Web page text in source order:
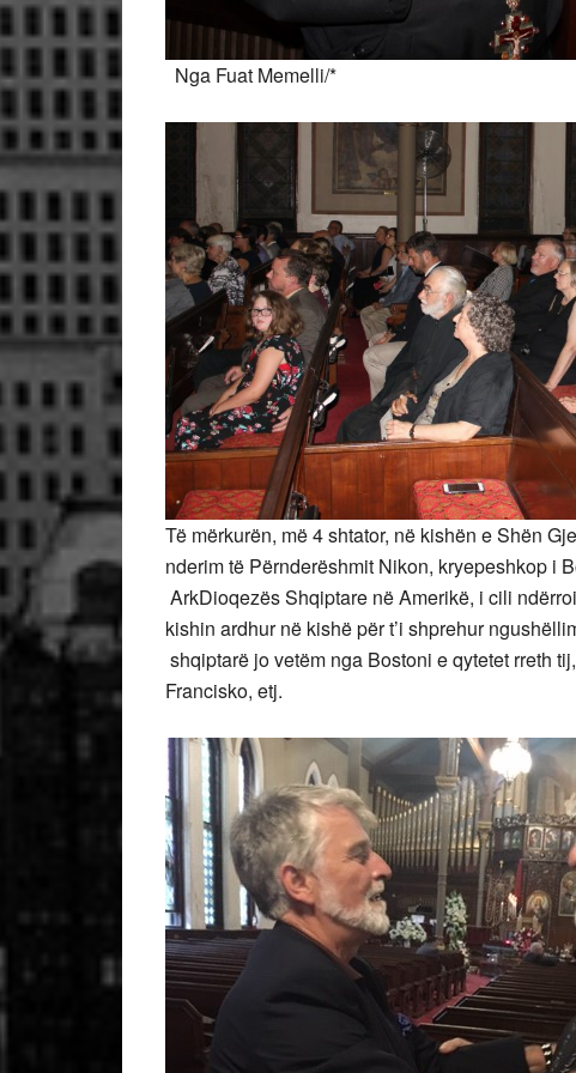
Nga Fuat Memelli/*
Të mërkurën, më 4 shtator, në kishën e Shën
nderim të Përnderëshmit Nikon, kryepeshkop i
ArkDioqezës Shqiptare në Amerikë, i cili
kishin ardhur në kishë për t’i shprehur
shqiptarë jo vetëm nga Bostoni e qytetet rreth
Francisko, etj.